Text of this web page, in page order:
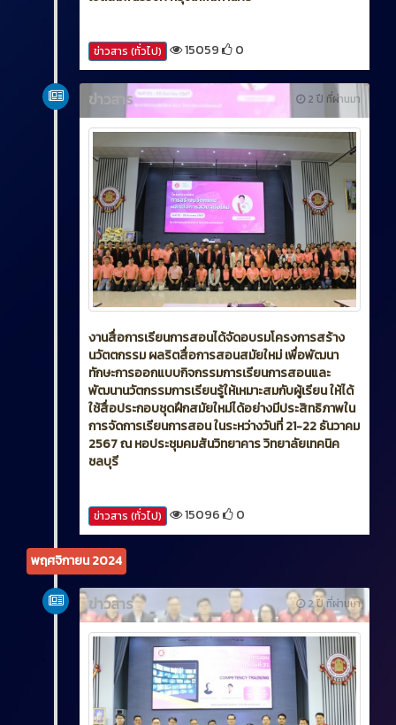
ข่าวสาร (ทั่วไป) 15059 0
2 ปี ที่ผ่านมา
ข่าวสาร
งานสื่อการเรียนการสอนได้จัดอบรมโครงการสร้าง
นวัตตกรรม ผลริตสื่อการสอนสมัยใหม่ เพื่อพัฒนา
ทักษะการออกแบบกิจกรรมการเรียนการสอนและ
พัฒนานวัตกรรมการเรียนรู้ให้เหมาะสมกับผู้เรียน ให้ได้
ใช้สื่อประกอบชุดฝึกสมัยใหม่ได้อย่างมีประสิทธิภาพใน
การจัดการเรียนการสอน ในระหว่างวันที่ 21-22 ธันวาคม
2567 ณ หอประชุมคมสันวิทยาคาร วิทยาลัยเทคนิค
ชลบุรี
ข่าวสาร (ทั่วไป) 15096 0
พฤศจิกายน 2024
2 ปี ที่ผ่านมา
ข่าวสาร